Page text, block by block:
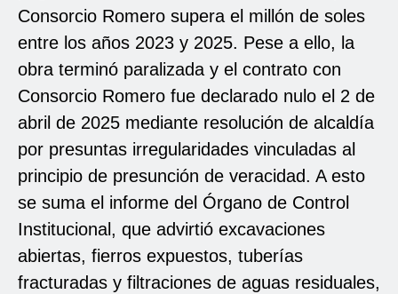
Consorcio Romero supera el millón de soles
entre los años 2023 y 2025. Pese a ello, la
obra terminó paralizada y el contrato con
Consorcio Romero fue declarado nulo el 2 de
abril de 2025 mediante resolución de alcaldía
por presuntas irregularidades vinculadas al
principio de presunción de veracidad. A esto
se suma el informe del Órgano de Control
Institucional, que advirtió excavaciones
abiertas, fierros expuestos, tuberías
fracturadas y filtraciones de aguas residuales,